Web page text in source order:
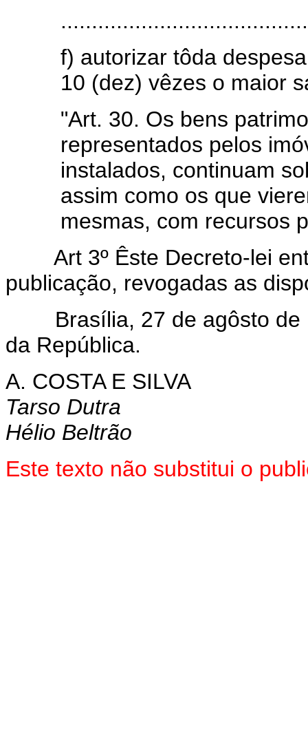
f) autorizar tôda
10 (dez) vêzes o maior
"Art. 30. Os bens
representados pelos
instalados, continuam
assim como os que
mesmas, com recursos
Art 3º Êste Decreto-lei
publicação, revogadas as
Brasília, 27 de agôsto de
da República.
A. COSTA E SILVA
Tarso Dutra
Hélio Beltrão
Este texto não substitui o